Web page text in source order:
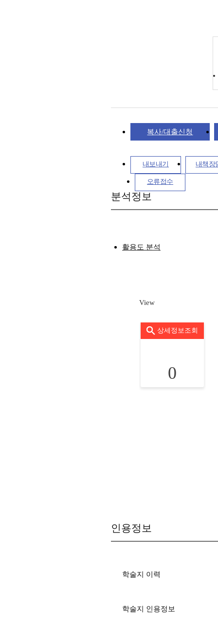
복사/대출신청
내보내기 내책장
오류접수
분석정보
활용도 분석
View
상세정보조회
0
인용정보
학술지 이력
학술지 인용정보